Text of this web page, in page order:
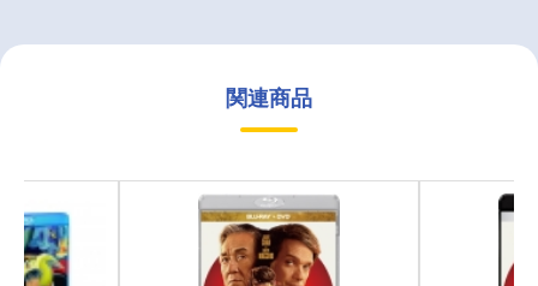
関連商品